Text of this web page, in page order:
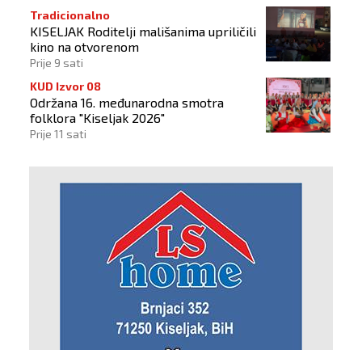
Tradicionalno
KISELJAK Roditelji mališanima upriličili
kino na otvorenom
Prije 9 sati
KUD Izvor 08
Održana 16. međunarodna smotra
folklora "Kiseljak 2026"
Prije 11 sati